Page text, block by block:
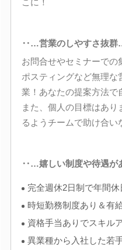
こに！
‥…営業のしやすさ抜
お問合せやセミナーでの
ポスティングなど無理な
業！あなたの提案方法で
また、個人の目標はあり
るようチームで助け合い
‥…嬉しい制度や待遇
完全週休2日制で年間休
時短勤務制度あり＆有
資格手当ありでスキル
異業種から入社した若